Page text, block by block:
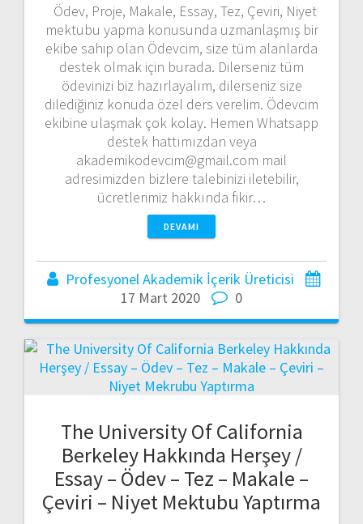
Ödev, Proje, Makale, Essay, Tez, Çeviri, Niyet
mektubu yapma konusunda uzmanlaşmış bir
ekibe sahip olan Ödevcim, size tüm alanlarda
destek olmak için burada. Dilerseniz tüm
ödevinizi biz hazırlayalım, dilerseniz size
dilediğiniz konuda özel ders verelim. Ödevcim
ekibine ulaşmak çok kolay. Hemen Whatsapp
destek hattımızdan veya
akademikodevcim@gmail.com mail
adresimizden bizlere talebinizi iletebilir,
ücretlerimiz hakkında fikir…
DEVAMI
Profesyonel Akademik İçerik Üreticisi
17 Mart 2020
0
The University Of California
Berkeley Hakkında Herşey /
Essay – Ödev – Tez – Makale –
Çeviri – Niyet Mektubu Yaptırma